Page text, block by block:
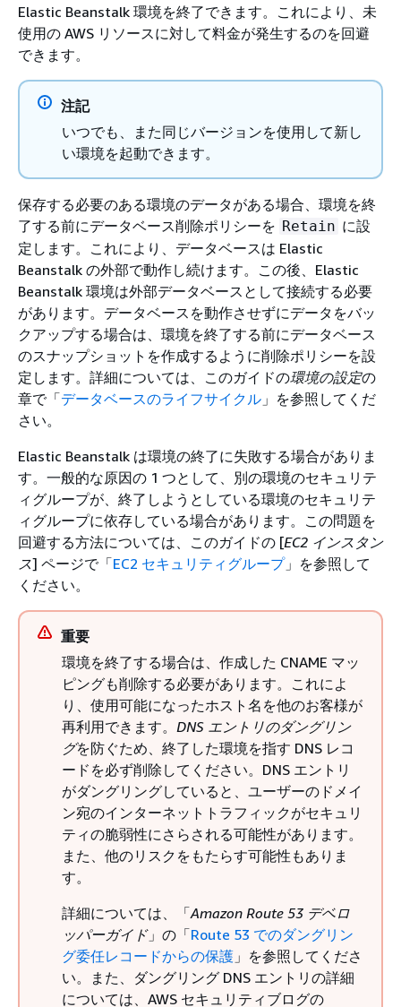
Elastic Beanstalk 環境を終了できます。これにより、未
使用の AWS リソースに対して料金が発生するのを回避
できます。
注記
いつでも、また同じバージョンを使用して新し
い環境を起動できます。
保存する必要のある環境のデータがある場合、環境を終
了する前にデータベース削除ポリシーを Retain に設
定します。これにより、データベースは Elastic
Beanstalk の外部で動作し続けます。この後、Elastic
Beanstalk 環境は外部データベースとして接続する必要
があります。データベースを動作させずにデータをバッ
クアップする場合は、環境を終了する前にデータベース
のスナップショットを作成するように削除ポリシーを設
定します。詳細については、このガイドの環境の設定の
章で「データベースのライフサイクル 」を参照してくだ
さい。
Elastic Beanstalk は環境の終了に失敗する場合がありま
す。一般的な原因の 1 つとして、別の環境のセキュリテ
ィグループが、終了しようとしている環境のセキュリテ
ィグループに依存している場合があります。この問題を
回避する方法については、このガイドの [EC2 インスタン
ス] ページで「EC2 セキュリティグループ」を参照して
ください。
重要
環境を終了する場合は、作成した CNAME マッ
ピングも削除する必要があります。これによ
り、使用可能になったホスト名を他のお客様が
再利用できます。 DNS エントリのダングリン
グを防ぐため、終了した環境を指す DNS レコ
ードを必ず削除してください。DNS エントリ
がダングリングしていると、ユーザーのドメイ
ン宛のインターネットトラフィックがセキュリ
ティの脆弱性にさらされる可能性があります。
また、他のリスクをもたらす可能性もありま
す。
詳細については、「Amazon Route 53 デベロ
ッパーガイド」の「Route 53 でのダングリン
グ委任レコードからの保護 」を参照してくださ
い。また、ダングリング DNS エントリの詳細
については、AWS セキュリティブログの